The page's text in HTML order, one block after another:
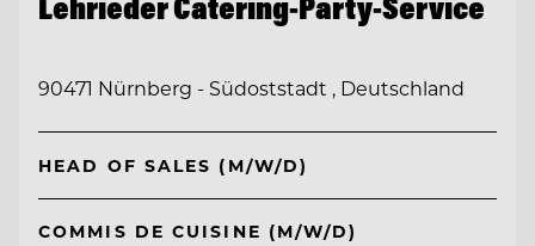
90471 Nürnberg - Südoststadt , Deutschland
HEAD OF SALES (M/W/D)
COMMIS DE CUISINE (M/W/D)